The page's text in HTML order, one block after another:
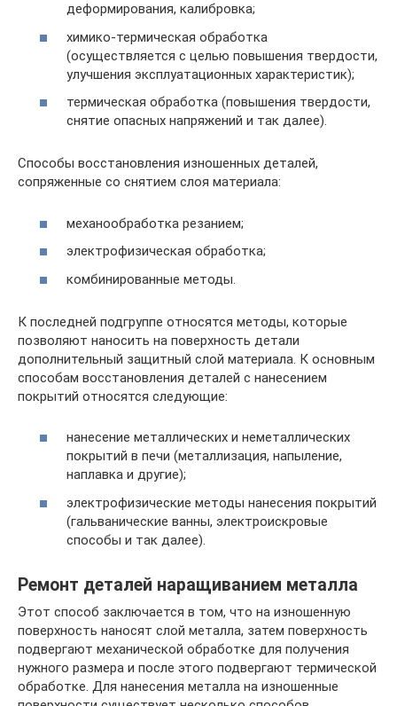
деформирования, калибровка;
химико-термическая обработка
(осуществляется с целью повышения твердости,
улучшения эксплуатационных характеристик);
термическая обработка (повышения твердости,
снятие опасных напряжений и так далее).
Способы восстановления изношенных деталей,
сопряженные со снятием слоя материала:
механообработка резанием;
электрофизическая обработка;
комбинированные методы.
К последней подгруппе относятся методы, которые
позволяют наносить на поверхность детали
дополнительный защитный слой материала. К основным
способам восстановления деталей с нанесением
покрытий относятся следующие:
нанесение металлических и неметаллических
покрытий в печи (металлизация, напыление,
наплавка и другие);
электрофизические методы нанесения покрытий
(гальванические ванны, электроискровые
способы и так далее).
Ремонт деталей наращиванием металла
Этот способ заключается в том, что на изношенную
поверхность наносят слой металла, затем поверхность
подвергают механической обработке для получения
нужного размера и после этого подвергают термической
обработке. Для нанесения металла на изношенные